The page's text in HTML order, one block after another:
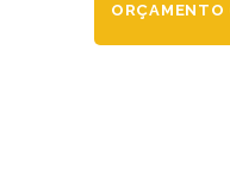
ORÇAMENTO